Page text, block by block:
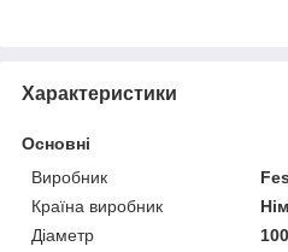
Характеристики
Основні
Виробник
Країна виробник
Діаметр